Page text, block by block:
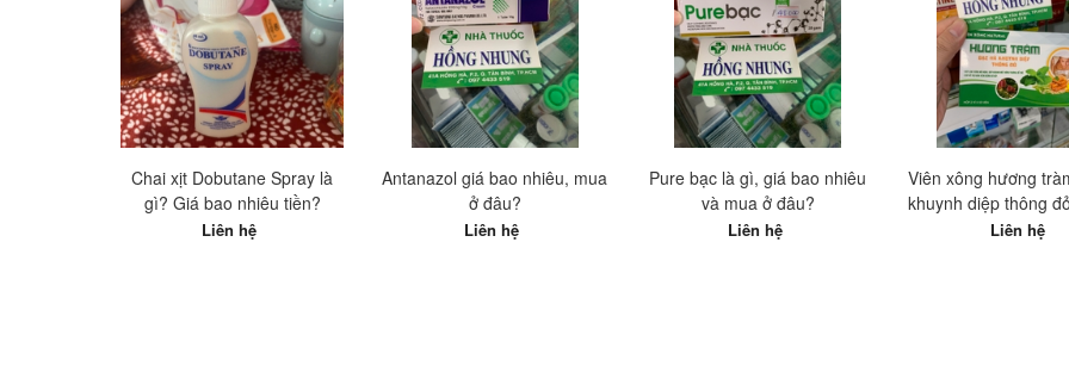
Chai xịt Dobutane Spray là
gì? Giá bao nhiêu tiền?
Liên hệ
Antanazol giá bao nhiêu, mua
ở đâu?
Liên hệ
Pure bạc là gì, giá bao nhiêu
và mua ở đâu?
Liên hệ
Viên xông hương
khuynh diệp thông
nhiêu, mua ở đâu
Liên hệ